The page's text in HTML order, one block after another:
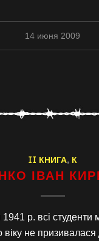
14 июня 2009
II КНИГА, К
ІВАН
1941 р. всі
не призивалася